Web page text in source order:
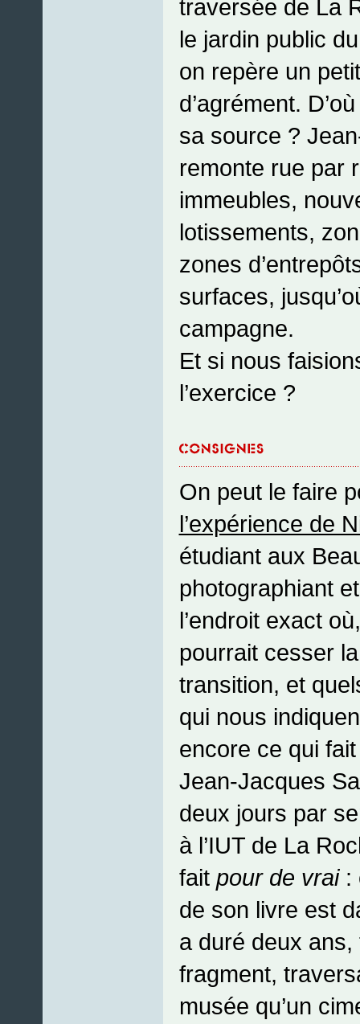
traversée de La
le jardin public
on repère un
d’agrément.
sa source ?
remonte rue par
immeubles,
lotissements,
zones
surfaces,
campagne.
Et si nous
l’exercice ?
On peut le faire
l’expérience de
étudiant aux
photographiant
l’endroit exact
pourrait cesser
transition, et
qui nous
encore ce qui
Jean-Jacques
deux jours par
à l’IUT de La
fait pour de vrai :
de son livre est
a duré deux
fragment,
musée qu’un